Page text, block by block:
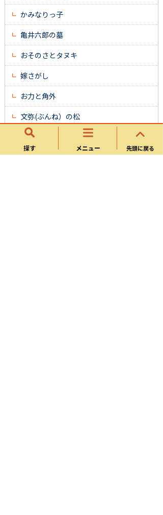
探す メニュー 先頭に戻る
かみなりっ子
亀井六郎の墓
おそのさとタヌキ
嫁さがし
お力と角外
文弥(ぶんね）の松
森 武蔵の首
薬王寺の上り竜と下り竜